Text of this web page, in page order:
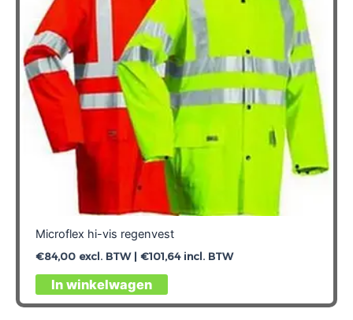
worden
op
de
productpagina
Microflex hi-vis regenvest
€84,00excl. BTW | €101,64incl. BTW
In winkelwagen
Dit
product